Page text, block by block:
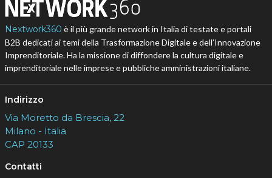
Nextwork360 è il più grande network in Italia di testate e portali
B2B dedicati ai temi della Trasformazione Digitale e dell’Innovazione
Imprenditoriale. Ha la missione di diffondere la cultura digitale e
imprenditoriale nelle imprese e pubbliche amministrazioni italiane.
Indirizzo
Via Moretto da Brescia, 22
Milano - Italia
CAP 20133
Contatti